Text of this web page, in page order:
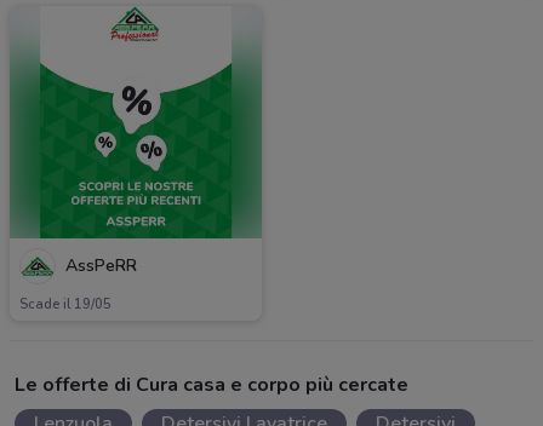
AssPeRR
Scade il 19/05
Le offerte di Cura casa e corpo più cercate